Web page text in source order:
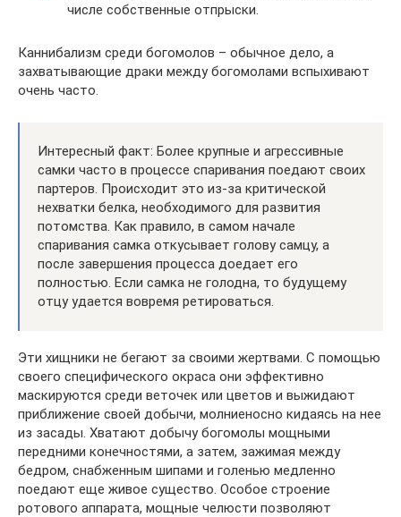
числе собственные отпрыски.
Каннибализм среди богомолов – обычное дело, а
захватывающие драки между богомолами вспыхивают
очень часто.
Интересный факт: Более крупные и агрессивные
самки часто в процессе спаривания поедают своих
партеров. Происходит это из-за критической
нехватки белка, необходимого для развития
потомства. Как правило, в самом начале
спаривания самка откусывает голову самцу, а
после завершения процесса доедает его
полностью. Если самка не голодна, то будущему
отцу удается вовремя ретироваться.
Эти хищники не бегают за своими жертвами. С помощью
своего специфического окраса они эффективно
маскируются среди веточек или цветов и выжидают
приближение своей добычи, молниеносно кидаясь на нее
из засады. Хватают добычу богомолы мощными
передними конечностями, а затем, зажимая между
бедром, снабженным шипами и голенью медленно
поедают еще живое существо. Особое строение
ротового аппарата, мощные челюсти позволяют